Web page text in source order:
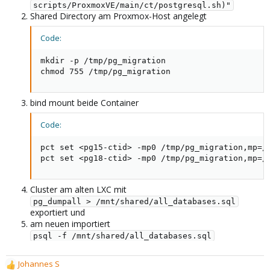
scripts/ProxmoxVE/main/ct/postgresql.sh)"
Shared Directory am Proxmox-Host angelegt
Code:
mkdir -p /tmp/pg_migration
chmod 755 /tmp/pg_migration
bind mount beide Container
Code:
pct set <pg15-ctid> -mp0 /tmp/pg_migration,mp=/
pct set <pg18-ctid> -mp0 /tmp/pg_migration,mp=/
Cluster am alten LXC mit
pg_dumpall > /mnt/shared/all_databases.sql
exportiert und
am neuen importiert
psql -f /mnt/shared/all_databases.sql
R
Johannes S